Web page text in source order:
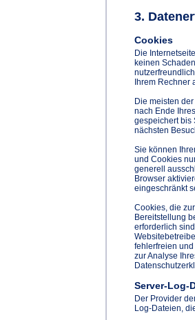
3.
Cookies
Die
keinen
Ihrem Rechner
Die meisten
nach Ende
gespeichert bis
nächsten
Sie können
und Cookies
generell
Browser
eingeschränkt
Cookies, die
Bereitstellung
erforderlich
fehlerfreien
zur Analyse
Server-Log-
Der Provider
Log-Dateien,